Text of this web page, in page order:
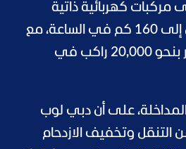
مركبات كهربائية ذاتية
القيادة بسرعات تصل إلى 160 كم في الساعة، مع
قدرة استيعابية تقدر بنحو 20,000 راكب في
على أن دبي لوب
وتخفيف الازدحام